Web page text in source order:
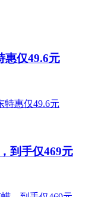
惠仅49.6元
到手仅469元